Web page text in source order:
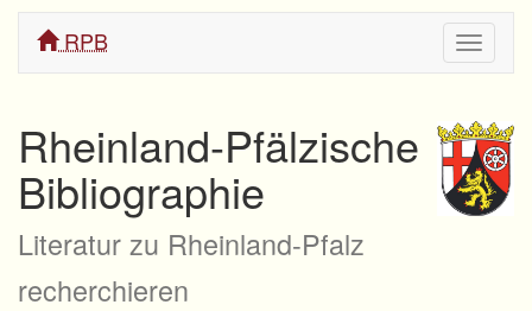
ein/
RPB
Rheinland-Pfälzische
Bibliographie
Literatur zu Rheinland-Pfalz
recherchieren